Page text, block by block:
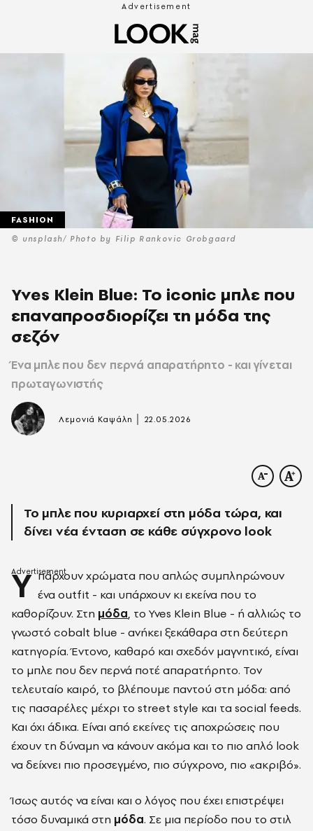
© unsplash/ Photo by Filip Rankovic Grobgaard
FASHION
Yves Klein Blue: Το iconic μπλε που
επαναπροσδιορίζει τη μόδα της
σεζόν
Ένα μπλε που δεν περνά απαρατήρητο - και γίνεται
πρωταγωνιστής
Λεμονιά Καψάλη 22.05.2026
Το μπλε που κυριαρχεί στη μόδα τώρα, και
δίνει νέα ένταση σε κάθε σύγχρονο look
Υ πάρχουν χρώματα που απλώς συμπληρώνουν
ένα outfit - και υπάρχουν κι εκείνα που το
καθορίζουν. Στη μόδα, το Yves Klein Blue - ή αλλιώς το
γνωστό cobalt blue - ανήκει ξεκάθαρα στη δεύτερη
κατηγορία. Έντονο, καθαρό και σχεδόν μαγνητικό, είναι
το μπλε που δεν περνά ποτέ απαρατήρητο. Τον
τελευταίο καιρό, το βλέπουμε παντού στη μόδα: από
τις πασαρέλες μέχρι το street style και τα social feeds.
Και όχι άδικα. Είναι από εκείνες τις αποχρώσεις που
έχουν τη δύναμη να κάνουν ακόμα και το πιο απλό look
να δείχνει πιο προσεγμένο, πιο σύγχρονο, πιο «ακριβό».
Ίσως αυτός να είναι και ο λόγος που έχει επιστρέψει
τόσο δυναμικά στη μόδα. Σε μια περίοδο που το στιλ